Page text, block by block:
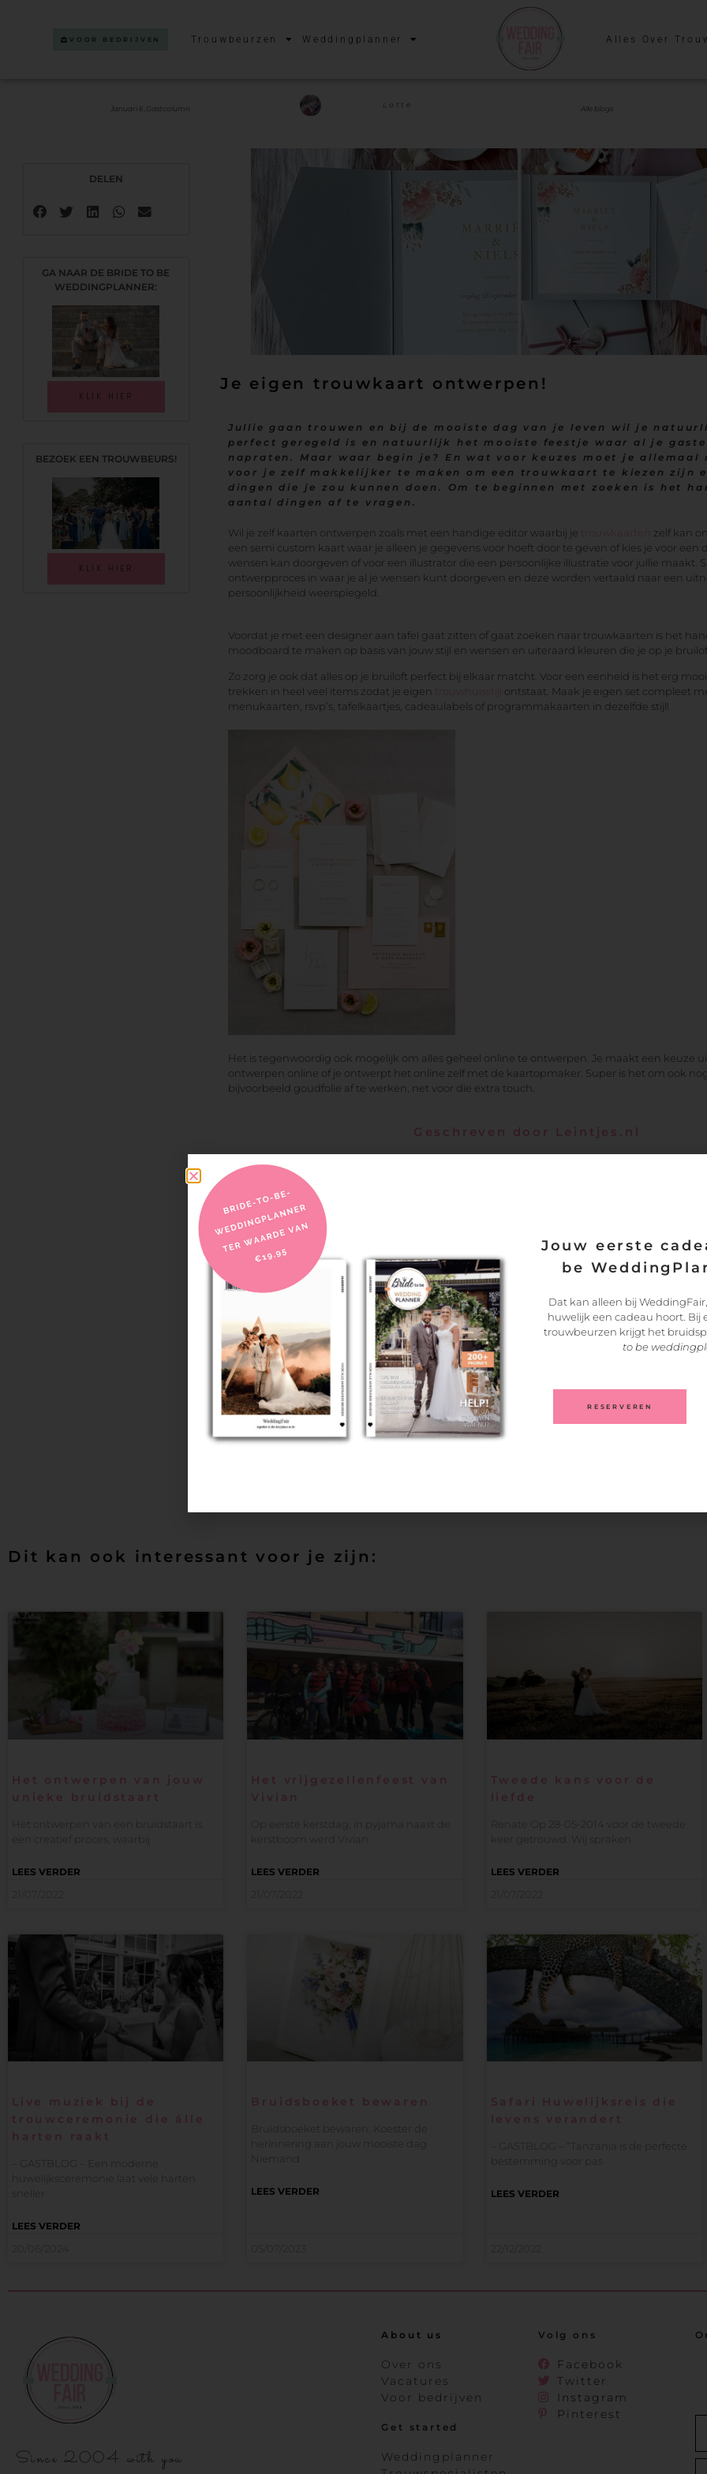
VOOR BEDRIJVEN Trouwbeurzen Weddingplanner Alles Over
Januari 6 , Gastcolumn Lotte Alle blogs
DELEN
GA NAAR DE BRIDE TO BE
WEDDINGPLANNER:
KLIK HIER
BEZOEK EEN TROUWBEURS!
KLIK HIER
Je eigen trouwkaart ontwerpen!
Jullie gaan trouwen en bij de mooiste dag van je leven wil je
perfect geregeld is en natuurlijk het mooiste feestje waar al je
napraten. Maar waar begin je? En wat voor keuzes moet je allemaal
voor je zelf makkelijker te maken om een trouwkaart te kiezen zijn
dingen die je zou kunnen doen. Om te beginnen met zoeken is het
aantal dingen af te vragen.
Wil je zelf kaarten ontwerpen zoals met een handige editor waarbij je trouwkaarten
zelf kan
een semi custom kaart waar je alleen je gegevens voor hoeft door te geven of kies je voor een
wensen kan doorgeven of voor een illustrator die een persoonlijke illustratie voor jullie maakt.
ontwerpproces in waar je al je wensen kunt doorgeven en deze worden vertaald naar een
persoonlijkheid weerspiegeld.
Voordat je met een designer aan tafel gaat zitten of gaat zoeken naar trouwkaarten is het
moodboard te maken op basis van jouw stijl en wensen en uiteraard kleuren die je op je
Zo zorg je ook dat alles op je bruiloft perfect bij elkaar matcht. Voor een eenheid is het erg
trekken in heel veel items zodat je eigen trouwhuisstijl
ontstaat. Maak je eigen set compleet
menukaarten, rsvp’s, tafelkaartjes, cadeaulabels of programmakaarten in dezelfde stijl!
Het is tegenwoordig ook mogelijk om alles geheel online te ontwerpen. Je maakt een keuze
ontwerpen online of je ontwerpt het online zelf met de kaartopmaker. Super is het om ook
bijvoorbeeld goudfolie af te werken, net voor die extra touch.
Geschreven door Leintjes.nl
Facebook
Instagram
Pinterest
Dit kan ook interessant voor je zijn:
Het ontwerpen van jouw
unieke bruidstaart
Het ontwerpen van een bruidstaart is
een creatief proces, waarbij
LEES VERDER
Het vrijgezellenfeest van
Vivian
Op eerste kerstdag, in pyjama naast de
kerstboom werd Vivian
LEES VERDER
Tweede kans voor de
liefde
Renate Op 28-05-2014 voor de tweede
keer getrouwd. Wij spraken
LEES VERDER
Live muziek bij de
trouwceremonie die álle
harten raakt
– GASTBLOG – Een moderne
huwelijksceremonie laat vele harten
LEES VERDER
Bruidsboeket bewaren
Bruidsboeket bewaren: Koester de
herinnering aan jouw mooiste dag
LEES VERDER
Safari Huwelijksreis die
levens verandert
– GASTBLOG – “Tanzania is de perfecte
bestemming voor pas
LEES VERDER
Since 2004 with you
About us
Over ons
Vacatures
Voor bedrijven
Get started
Weddingplanner
Volg ons
Facebook
Twitter
Instagram
Pinterest
Jouw eerste
be
Dat kan alleen bij
huwelijk een cadeau hoort. Bij
trouwbeurzen krijgt het
to be
RESERVEREN